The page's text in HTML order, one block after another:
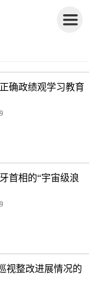
确政绩观学习教育
首相的“宇宙级浪
视整改进展情况的